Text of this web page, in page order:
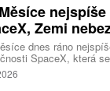
Zemi
dnes ráno
SpaceX, která
2,43 kilometru za
už na Měsíci asi